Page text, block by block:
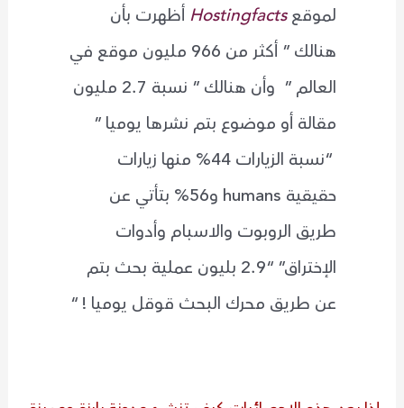
لموقعHostingfacts أظهرت بأن
هنالك ” أكثر من 966 مليون موقع في
العالم ” وأن هنالك ” نسبة 2.7 مليون
مقالة أو موضوع بتم نشرها يوميا ”
“نسبة الزيارات 44% منها زيارات
حقيقية humans و56% بتأتي عن
طريق الروبوت والاسبام وأدوات
الإختراق” “2.9 بليون عملية بحث بتم
عن طريق محرك البحث قوقل يوميا ! “